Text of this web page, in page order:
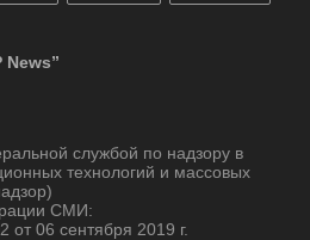
News”
службой по надзору в
технологий и массовых
СМИ:
06 сентября 2019 г.